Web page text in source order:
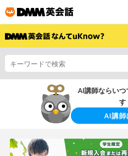
AI講師ならい
す
AI講師